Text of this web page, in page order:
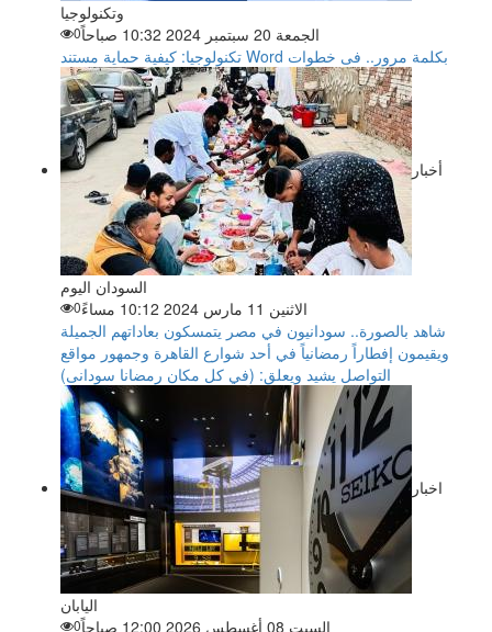
وتكنولوجيا
الجمعة 20 سبتمبر 2024 10:32 صباحاً
0
تكنولوجيا: كيفية حماية مستند Word بكلمة مرور.. فى خطوات
أخبار
السودان اليوم
الاثنين 11 مارس 2024 10:12 مساءً
0
شاهد بالصورة.. سودانيون في مصر يتمسكون بعاداتهم الجميلة
ويقيمون إفطاراً رمضانياً في أحد شوارع القاهرة وجمهور مواقع
التواصل يشيد ويعلق: (في كل مكان رمضانا سودانى)
اخبار
اليابان
السبت 08 أغسطس 2026 12:00 صباحاً
0